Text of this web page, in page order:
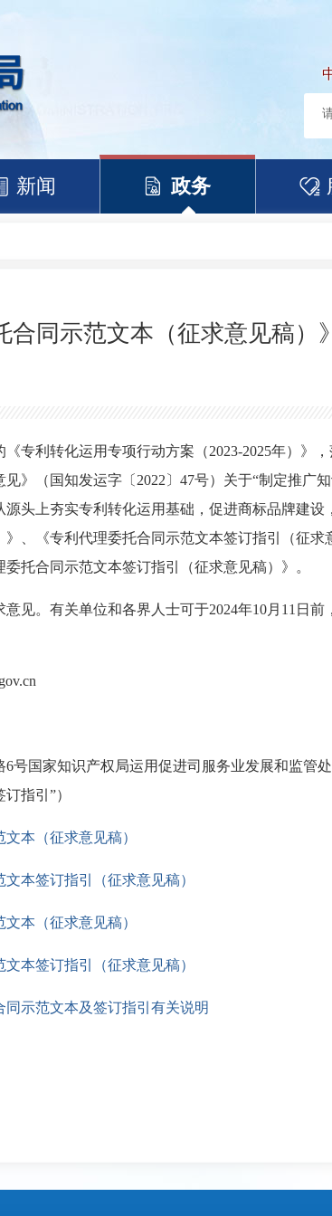
新闻 政务
合同示范文本（征求意见稿）
专利转化运用专项行动方案（2023-2025年）》
》（国知发运字〔2022〕47号）关于“制定推广
头上夯实专利转化运用基础，促进商标品牌建
、《专利代理委托合同示范文本签订指引（征
托合同示范文本签订指引（征求意见稿）》。
见。有关单位和各界人士可于2024年10月11日
号国家知识产权局运用促进司服务业发展和监管
指引”）
本（征求意见稿）
本签订指引（征求意见稿）
本（征求意见稿）
本签订指引（征求意见稿）
同示范文本及签订指引有关说明